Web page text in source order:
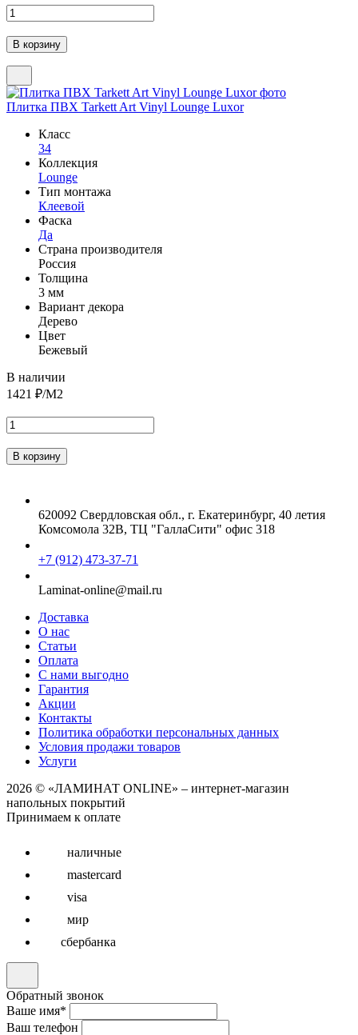
Плитка ПВХ Tarkett Art Vinyl Lounge Luxor
Класс
34
Коллекция
Lounge
Тип монтажа
Клеевой
Фаска
Да
Страна производителя
Россия
Толщина
3 мм
Вариант декора
Дерево
Цвет
Бежевый
В наличии
1421 ₽/М2
620092 Свердловская обл., г. Екатеринбург, 40 летия
Комсомола 32В, ТЦ "ГаллаСити" офис 318
+7 (912) 473-37-71
Laminat-online@mail.ru
Доставка
О нас
Статьи
Оплата
С нами выгодно
Гарантия
Акции
Контакты
Политика обработки персональных данных
Условия продажи товаров
Услуги
2026 © «ЛАМИНАТ ONLINE» – интернет-магазин
напольных покрытий
Принимаем к оплате
наличные
mastercard
visa
мир
сбербанка
Обратный звонок
Ваше имя*
Ваш телефон